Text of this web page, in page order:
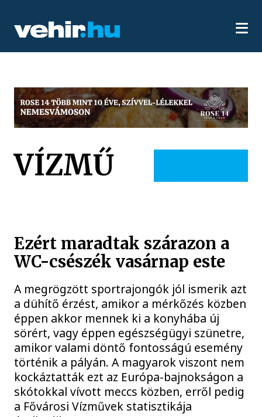
VÍZMŰ
Ezért maradtak szárazon a
WC-csészék vasárnap este
A megrögzött sportrajongók jól ismerik azt
a dühítő érzést, amikor a mérkőzés közben
éppen akkor mennek ki a konyhába új
sörért, vagy éppen egészségügyi szünetre,
amikor valami döntő fontosságú esemény
történik a pályán. A magyarok viszont nem
kockáztatták ezt az Európa-bajnokságon a
skótokkal vívott meccs közben, erről pedig
a Fővárosi Vízművek statisztikája